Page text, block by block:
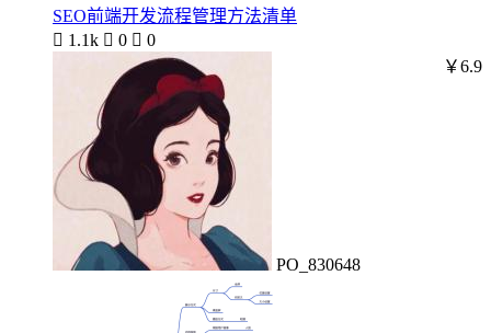
SEO前端开发流程管理方法清单
 1.1k  0  0
PO_830648
￥6.9